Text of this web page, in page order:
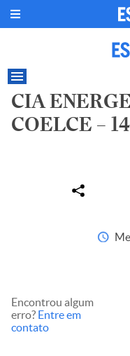
CIA
COELCE –
Encontrou algum
erro? Entre em
contato